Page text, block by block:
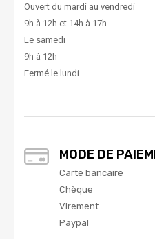
Ouvert du mardi au vendredi
9h à 12h et 14h à 17h
Le samedi
9h à 12h
Fermé le lundi
MODE DE
Carte bancaire
Chèque
Virement
Paypal